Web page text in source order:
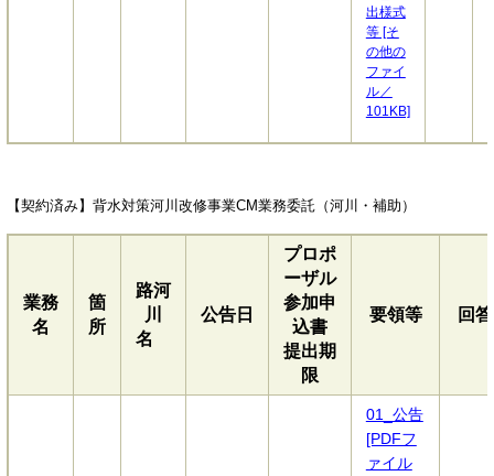
出様式
等 [そ
の他の
ファイ
ル／
101KB]
【契約済み】背水対策河川改修事業CM業務委託（河川・補助）
業務
名
箇
所
路河
川
名
公告日
プロポ
ーザル
参加申
込書
提出期
限
要領等 回
01_公告
[PDFフ
ァイル